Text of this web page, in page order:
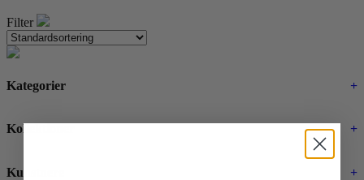
Filter
Kategorier +
Kollektioner +
Kunstnere +